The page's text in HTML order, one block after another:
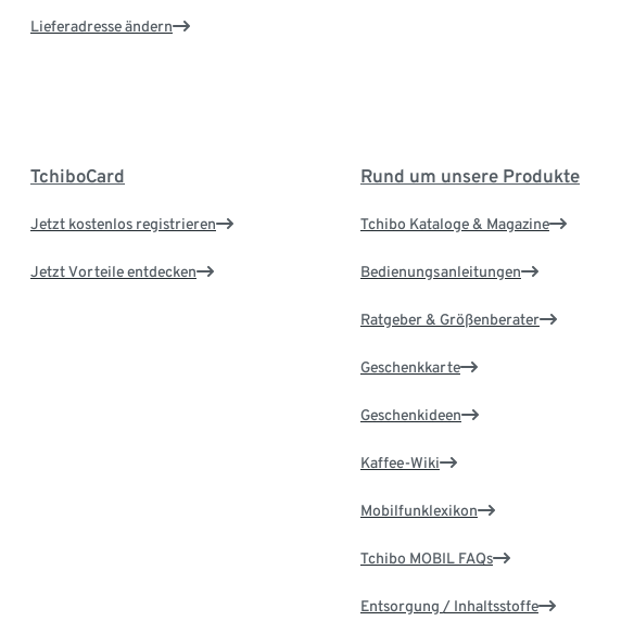
Lieferadresse ändern
TchiboCard
Jetzt kostenlos registrieren
Jetzt Vorteile entdecken
Rund um unsere Produkte
Tchibo Kataloge & Magazine
Bedienungsanleitungen
Ratgeber & Größenberater
Geschenkkarte
Geschenkideen
Kaffee-Wiki
Mobilfunklexikon
Tchibo MOBIL FAQs
Entsorgung / Inhaltsstoffe